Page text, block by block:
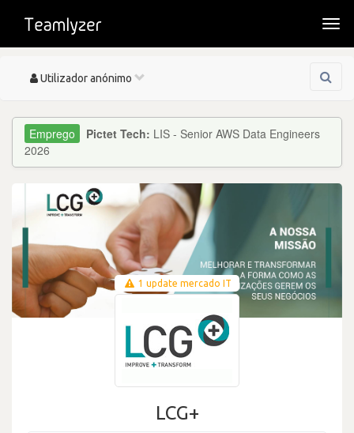
Toggle
Utilizador anónimo
Pictet Tech: LIS - Senior AWS Data Engineers
2026
1 update mercado IT
LCG+